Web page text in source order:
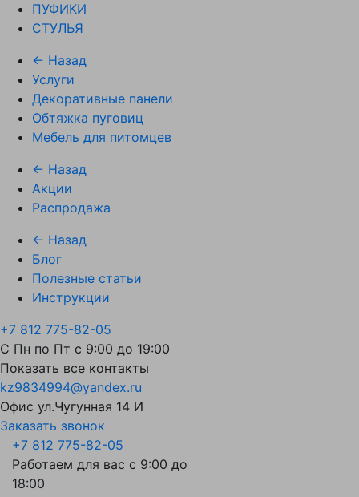
ПУФИКИ
СТУЛЬЯ
← Назад
Услуги
Декоративные панели
Обтяжка пуговиц
Мебель для питомцев
← Назад
Акции
Распродажа
← Назад
Блог
Полезные статьи
Инструкции
+7 812 775-82-05
С Пн по Пт с 9:00 до 19:00
Показать все контакты
kz9834994@yandex.ru
Офис ул.Чугунная 14 И
Заказать звонок
+7 812 775-82-05
Работаем для вас с 9:00 до
18:00